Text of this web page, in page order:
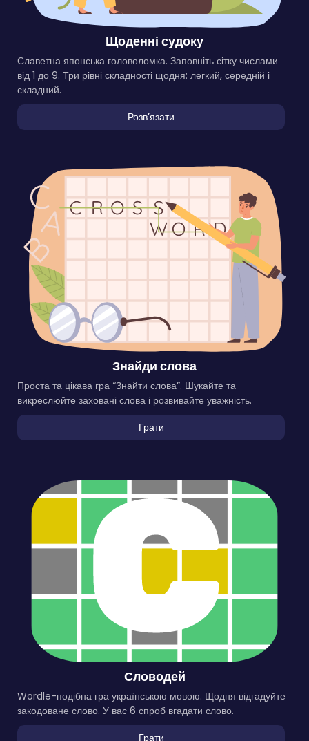
Щоденні судоку
Славетна японська головоломка. Заповніть сітку числами
від 1 до 9. Три рівні складності щодня: легкий, середній і
складний.
Розвʼязати
Знайди слова
Проста та цікава гра “Знайти слова”. Шукайте та
викреслюйте заховані слова і розвивайте уважність.
Грати
Словодей
Wordle-подібна гра українською мовою. Щодня відгадуйте
закодоване слово. У вас 6 спроб вгадати слово.
Грати